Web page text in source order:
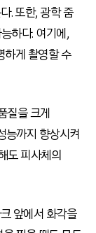
.또한,광학 줌
하다. 여기에 ,
하게 촬영할 수
질을 크게
능까지 향상시켜
도 피사체의
앞에서 화각을